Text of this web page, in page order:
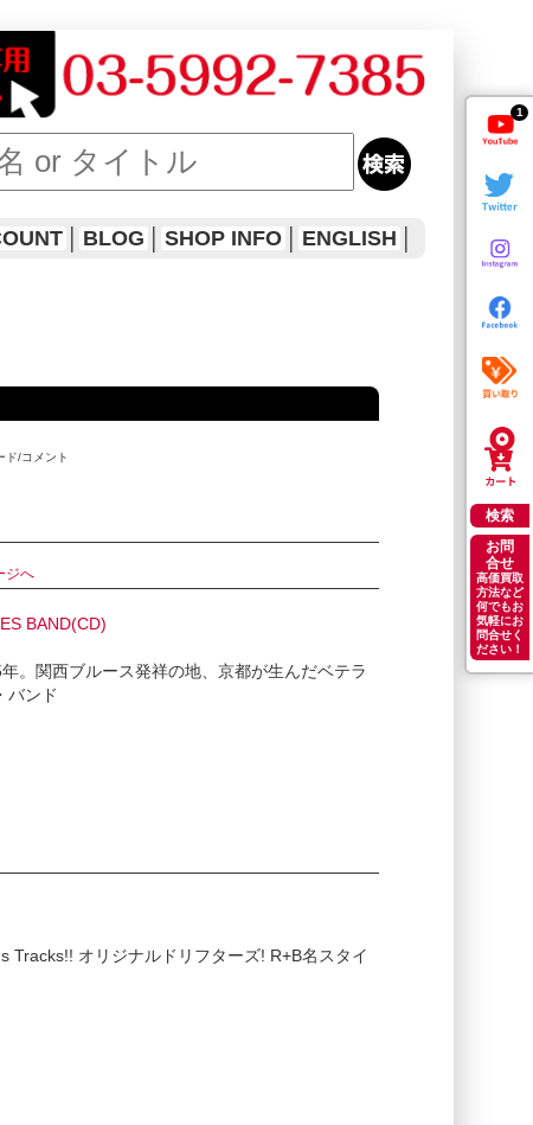
1
検索
お問
合せ
高価買取
方法など
何でもお
気軽にお
問合せく
ださい！
BLOG SHOP INFO ENGLISH
ド/コメント
ジへ
BAND(CD)
。関西ブルース発祥の地、京都が生んだベテラ
バンド
Tracks!! オリジナルドリフターズ! R+B名スタイ